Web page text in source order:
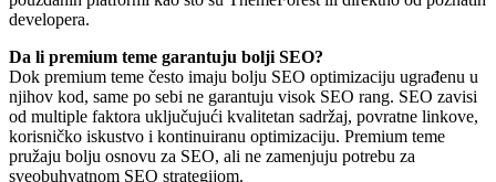
developera.
Da li premium teme garantuju bolji SEO?
Dok premium teme često imaju bolju SEO optimizaciju ugrađenu u
njihov kod, same po sebi ne garantuju visok SEO rang. SEO zavisi
od multiple faktora uključujući kvalitetan sadržaj, povratne linkove,
korisničko iskustvo i kontinuiranu optimizaciju. Premium teme
pružaju bolju osnovu za SEO, ali ne zamenjuju potrebu za
sveobuhvatnom SEO strategijom.